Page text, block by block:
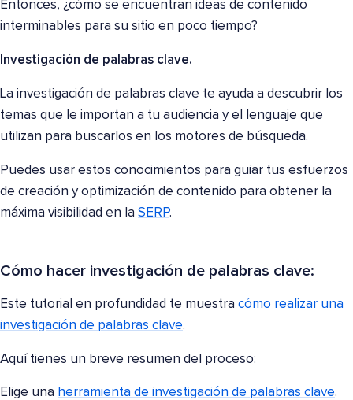
Entonces, ¿cómo se encuentran ideas de contenido
interminables para su sitio en poco tiempo?
Investigación de palabras clave.
La investigación de palabras clave te ayuda a descubrir los
temas que le importan a tu audiencia y el lenguaje que
utilizan para buscarlos en los motores de búsqueda.
Puedes usar estos conocimientos para guiar tus esfuerzos
de creación y optimización de contenido para obtener la
máxima visibilidad en la SERP.
Cómo hacer investigación de palabras clave:
Este tutorial en profundidad te muestra cómo realizar una
investigación de palabras clave.
Aquí tienes un breve resumen del proceso:
Elige una herramienta de investigación de palabras clave.